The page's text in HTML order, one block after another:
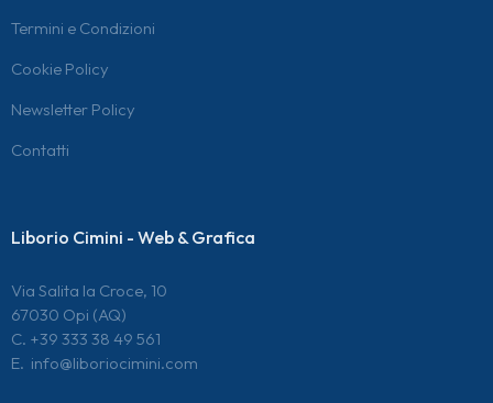
Termini e Condizioni
Cookie Policy
Newsletter Policy
Contatti
Liborio Cimini - Web & Grafica
Via Salita la Croce, 10
67030 Opi (AQ)
C. +39 333 38 49 561
E. info@liboriocimini.com